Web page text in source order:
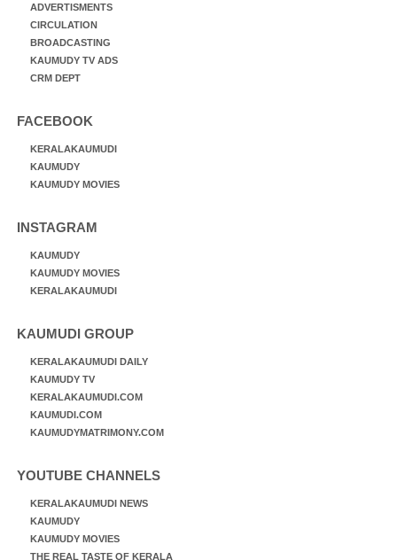
ADVERTISMENTS
CIRCULATION
BROADCASTING
KAUMUDY TV ADS
CRM DEPT
FACEBOOK
KERALAKAUMUDI
KAUMUDY
KAUMUDY MOVIES
INSTAGRAM
KAUMUDY
KAUMUDY MOVIES
KERALAKAUMUDI
KAUMUDI GROUP
KERALAKAUMUDI DAILY
KAUMUDY TV
KERALAKAUMUDI.COM
KAUMUDI.COM
KAUMUDYMATRIMONY.COM
YOUTUBE CHANNELS
KERALAKAUMUDI NEWS
KAUMUDY
KAUMUDY MOVIES
THE REAL TASTE OF KERALA